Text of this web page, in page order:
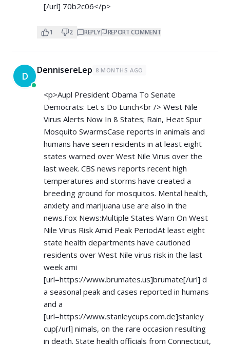
[/url] 70b2c06</p>
1 2 REPLY REPORT COMMENT
D DennisereLep 8 MONTHS AGO
<p>Aupl President Obama To Senate
Democrats: Let s Do Lunch<br /> West Nile
Virus Alerts Now In 8 States; Rain, Heat Spur
Mosquito SwarmsCase reports in animals and
humans have seen residents in at least eight
states warned over West Nile Virus over the
last week. CBS news reports recent high
temperatures and storms have created a
breeding ground for mosquitos. Mental health,
anxiety and marijuana use are also in the
news.Fox News:Multiple States Warn On West
Nile Virus Risk Amid Peak PeriodAt least eight
state health departments have cautioned
residents over West Nile virus risk in the last
week ami
[url=https://www.brumates.us]brumate[/url] d
a seasonal peak and cases reported in humans
and a
[url=https://www.stanleycups.com.de]stanley
cup[/url] nimals, on the rare occasion resulting
in death. State health officials from Connecticut,